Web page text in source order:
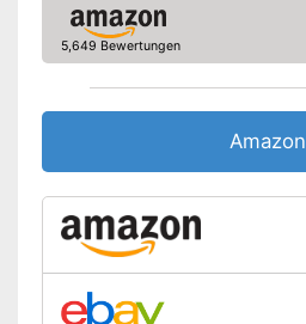
5,649 Bewertungen
Amazon